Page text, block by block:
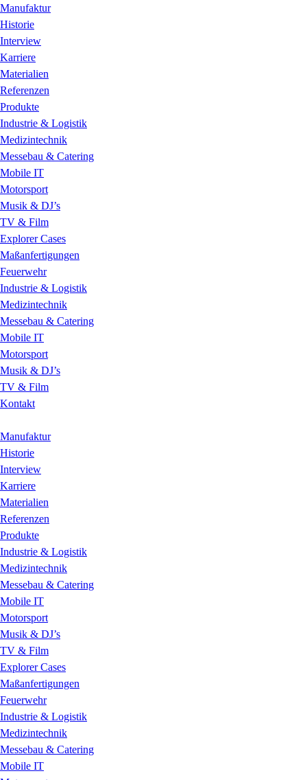
Manufaktur
Historie
Interview
Karriere
Materialien
Referenzen
Produkte
Industrie & Logistik
Medizintechnik
Messebau & Catering
Mobile IT
Motorsport
Musik & DJ’s
TV & Film
Explorer Cases
Maßanfertigungen
Feuerwehr
Industrie & Logistik
Medizintechnik
Messebau & Catering
Mobile IT
Motorsport
Musik & DJ’s
TV & Film
Kontakt
Manufaktur
Historie
Interview
Karriere
Materialien
Referenzen
Produkte
Industrie & Logistik
Medizintechnik
Messebau & Catering
Mobile IT
Motorsport
Musik & DJ’s
TV & Film
Explorer Cases
Maßanfertigungen
Feuerwehr
Industrie & Logistik
Medizintechnik
Messebau & Catering
Mobile IT